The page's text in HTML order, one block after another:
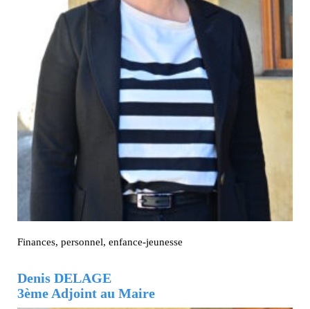
Finances, personnel, enfance-jeunesse
Denis DELAGE
3ème Adjoint au Maire